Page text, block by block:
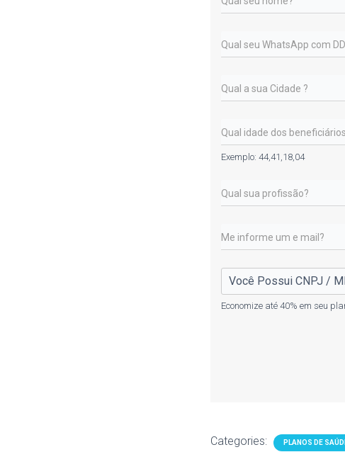
Exemplo: 44,41,18,04
Economize até 40% em seu
Categories: PLANOS DE